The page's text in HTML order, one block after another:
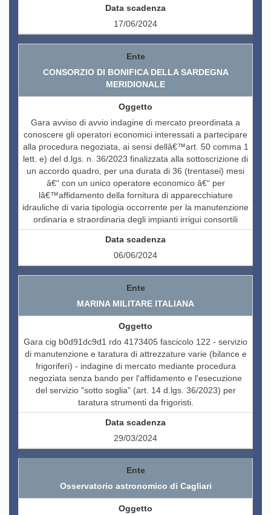
17/06/2024
CONSORZIO DI BONIFICA DELLA SARDEGNA
MERIDIONALE
Gara avviso di avvio indagine di mercato preordinata a
conoscere gli operatori economici interessati a partecipare
alla procedura negoziata, ai sensi dellâ€™art. 50 comma 1
lett. e) del d.lgs. n. 36/2023 finalizzata alla sottoscrizione di
un accordo quadro, per una durata di 36 (trentasei) mesi
â€“ con un unico operatore economico â€“ per
lâ€™affidamento della fornitura di apparecchiature
idrauliche di varia tipologia occorrente per la manutenzione
ordinaria e straordinaria degli impianti irrigui consortili
06/06/2024
MARINA MILITARE ITALIANA
Gara cig b0d91dc9d1 rdo 4173405 fascicolo 122 - servizio
di manutenzione e taratura di attrezzature varie (bilance e
frigoriferi) - indagine di mercato mediante procedura
negoziata senza bando per l'affidamento e l'esecuzione
del servizio "sotto soglia" (art. 14 d.lgs. 36/2023) per
taratura strumenti da frigoristi.
29/03/2024
Osservatorio astronomico di Cagliari